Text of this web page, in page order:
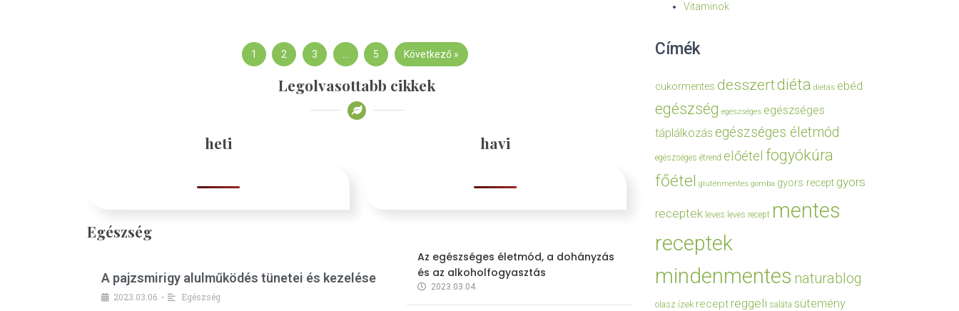
1 2 3 5 Következő »
Legolvasottabb cikkek
heti havi
Egészség
A pajzsmirigy alulműködés tünetei és kezelése
2023.03.06. •
Egészség
Az egészséges életmód, a dohányzás
és az alkoholfogyasztás
2023.03.04.
Vitaminok
Címék
cukormentes desszertdiéta diétás ebéd
egészség egészséges egészséges
táplálkozás egészséges életmód
egészséges étrend előétel fogyókúra
főétel gluténmentes gomba gyors recept gyors
receptek leves leves recept mentes
receptek
mindenmentes naturablog
olasz ízek recept reggeli saláta sütemény